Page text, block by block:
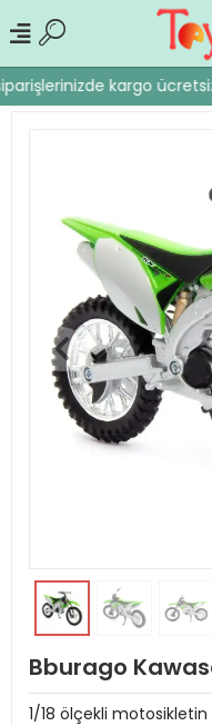
kargo
Bburago
1/18 ölçekli